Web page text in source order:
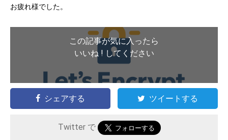
お疲れ様でした。
この記事が気に入ったら
いいね ! してください
シェアする ツイートする
Twitter で